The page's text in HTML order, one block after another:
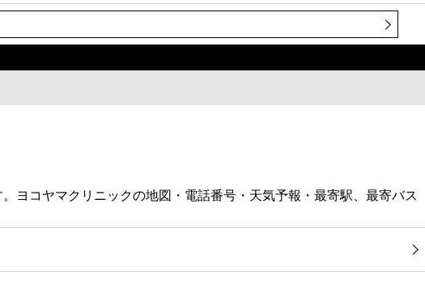
ヨコヤマクリニックの地図・電話番号・天気予報・最寄駅、最寄バス